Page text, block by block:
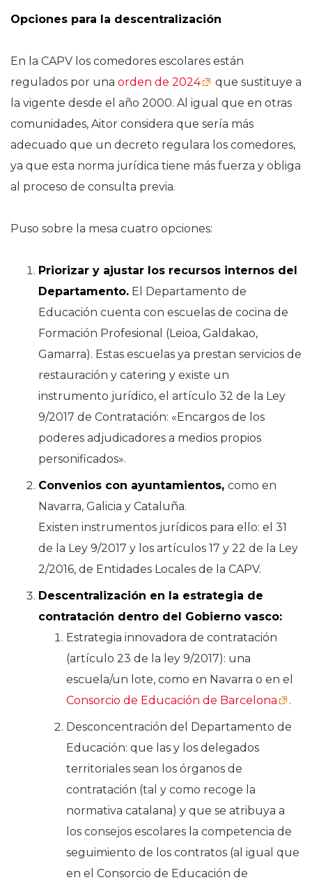
Opciones para la descentralización
En la CAPV los comedores escolares están
regulados por una orden de 2024
que sustituye a
la vigente desde el año 2000. Al igual que en otras
comunidades, Aitor considera que sería más
adecuado que un decreto regulara los comedores,
ya que esta norma jurídica tiene más fuerza y obliga
al proceso de consulta previa.
Puso sobre la mesa cuatro opciones:
Priorizar y ajustar los recursos internos del
Departamento. El Departamento de
Educación cuenta con escuelas de cocina de
Formación Profesional (Leioa, Galdakao,
Gamarra). Estas escuelas ya prestan servicios de
restauración y catering y existe un
instrumento jurídico, el artículo 32 de la Ley
9/2017 de Contratación: «Encargos de los
poderes adjudicadores a medios propios
personificados».
Convenios con ayuntamientos, como en
Navarra, Galicia y Cataluña.
Existen instrumentos jurídicos para ello: el 31
de la Ley 9/2017 y los artículos 17 y 22 de la Ley
2/2016, de Entidades Locales de la CAPV.
Descentralización en la estrategia de
contratación dentro del Gobierno vasco:
Estrategia innovadora de contratación
(artículo 23 de la ley 9/2017): una
escuela/un lote, como en Navarra o en el
Consorcio de Educación de Barcelona
.
Desconcentración del Departamento de
Educación: que las y los delegados
territoriales sean los órganos de
contratación (tal y como recoge la
normativa catalana) y que se atribuya a
los consejos escolares la competencia de
seguimiento de los contratos (al igual que
en el Consorcio de Educación de